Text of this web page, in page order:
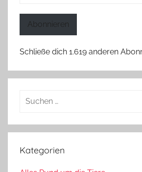
Abonnieren
Schließe dich 1.619 anderen
Suchen
Kategorien